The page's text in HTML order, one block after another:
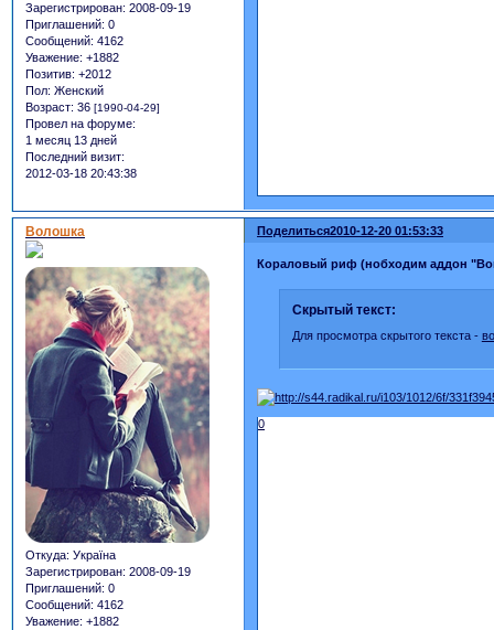
Зарегистрирован: 2008-09-19
Приглашений: 0
Сообщений: 4162
Уважение: +1882
Позитив: +2012
Пол: Женский
Возраст: 36 [1990-04-29]
Провел на форуме:
1 месяц 13 дней
Последний визит:
2012-03-18 20:43:38
Поделиться2010-12-20 01:53:33
Волошка
Откуда: Україна
Зарегистрирован: 2008-09-19
Приглашений: 0
Сообщений: 4162
Уважение: +1882
Кораловый риф (нобходим аддон
Скрытый текст:
Для просмотра скрытого текста -
0